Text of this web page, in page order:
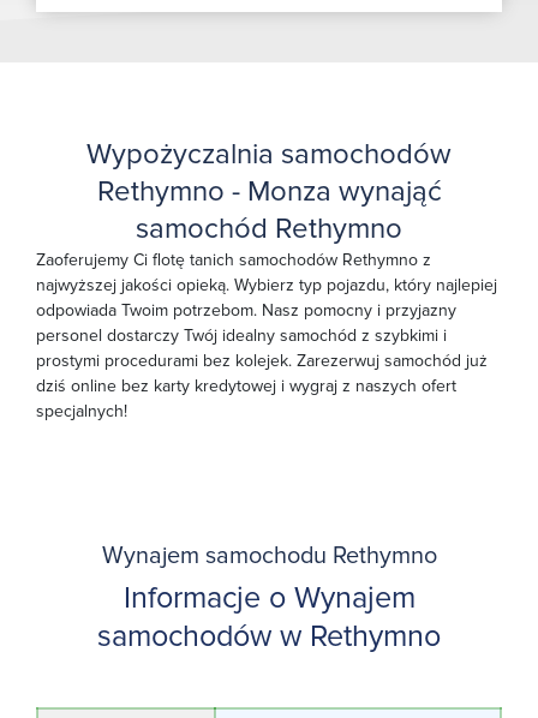
Wypożyczalnia samochodów
Rethymno - Monza wynająć
samochód Rethymno
Zaoferujemy Ci flotę tanich samochodów Rethymno z
najwyższej jakości opieką. Wybierz typ pojazdu, który najlepiej
odpowiada Twoim potrzebom. Nasz pomocny i przyjazny
personel dostarczy Twój idealny samochód z szybkimi i
prostymi procedurami bez kolejek. Zarezerwuj samochód już
dziś online bez karty kredytowej i wygraj z naszych ofert
specjalnych!
Wynajem samochodu Rethymno
Informacje o Wynajem
samochodów w Rethymno